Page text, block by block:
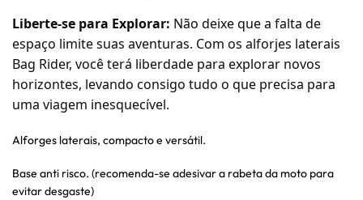
Liberte-se para Explorar: Não deixe que a falta de
espaço limite suas aventuras. Com os alforjes laterais
Bag Rider, você terá liberdade para explorar novos
horizontes, levando consigo tudo o que precisa para
uma viagem inesquecível.
Alforges laterais, compacto e versátil.
Base anti risco. (recomenda-se adesivar a rabeta da moto para
evitar desgaste)